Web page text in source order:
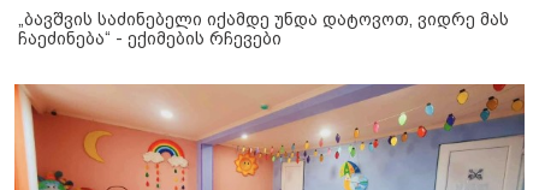
„ბავშვის საძინებელი იქამდე უნდა დატოვოთ, ვიდრე მას
ჩაეძინება“ - ექიმების რჩევები